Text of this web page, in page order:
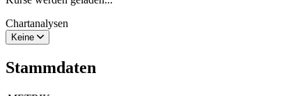
Chartanalysen
Keine
Stammdaten